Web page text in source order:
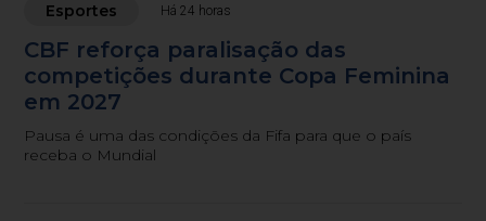
Esportes Há 24 horas
CBF reforça paralisação das
competições durante Copa Feminina
em 2027
Pausa é uma das condições da Fifa para que o país
receba o Mundial